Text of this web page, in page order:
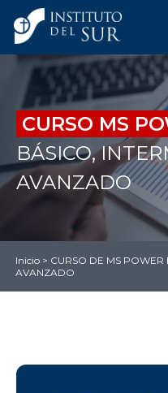
CURSO MS
BÁSICO,
AVANZADO
Inicio > CURSO DE MS POWER
AVANZADO